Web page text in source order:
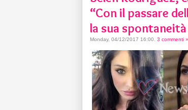
“Con il passare
la sua
Monday, 04/12/2017 16:00 3 commenti »